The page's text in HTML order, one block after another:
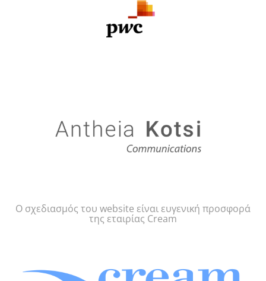
Ο σχεδιασμός του website είναι ευγενική προσφορά
της εταιρίας Cream